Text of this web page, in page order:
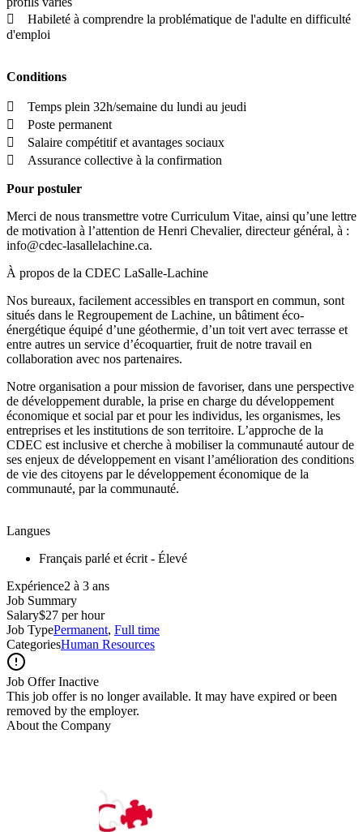
 Habileté à comprendre la problématique de l'adulte en difficulté
d'emploi
Conditions
 Temps plein 32h/semaine du lundi au jeudi
 Poste permanent
 Salaire compétitif et avantages sociaux
 Assurance collective à la confirmation
Pour postuler
Merci de nous transmettre votre Curriculum Vitae, ainsi qu’une lettre
de motivation à l’attention de Henri Chevalier, directeur général, à :
info@cdec-lasallelachine.ca.
À propos de la CDEC LaSalle-Lachine
Nos bureaux, facilement accessibles en transport en commun, sont
situés dans le Regroupement de Lachine, un bâtiment éco-
énergétique équipé d’une géothermie, d’un toit vert avec terrasse et
entre autres un service d’écoquartier, fruit de notre travail en
collaboration avec nos partenaires.
Notre organisation a pour mission de favoriser, dans une perspective
de développement durable, la prise en charge du développement
économique et social par et pour les individus, les organismes, les
entreprises et les institutions de son territoire. L’approche de la
CDEC est inclusive et cherche à mobiliser la communauté autour de
ses enjeux de développement en visant l’amélioration des conditions
de vie des citoyens par le développement économique de la
communauté, par la communauté.
Langues
Français parlé et écrit - Élevé
Expérience2 à 3 ans
Job Summary
Salary$27 per hour
Job TypePermanent, Full time
CategoriesHuman Resources
Job Offer Inactive
This job offer is no longer available. It may have expired or been
removed by the employer.
About the Company